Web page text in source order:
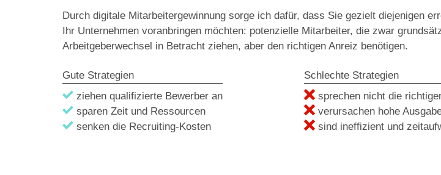
Durch digitale Mitarbeitergewinnung sorge ich dafür, dass Sie gezielt diejenigen
Ihr Unternehmen voranbringen möchten: potenzielle Mitarbeiter, die zwar
Arbeitgeberwechsel in Betracht ziehen, aber den richtigen Anreiz benötigen.
Gute Strategien
ziehen qualifizierte Bewerber an
sparen Zeit und Ressourcen
senken die Recruiting-Kosten
Schlechte Strategien
sprechen nicht die
verursachen hohe
sind ineffizient und